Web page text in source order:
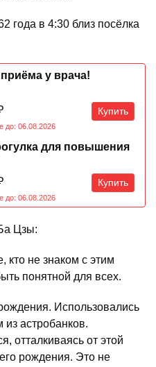
года в 4:30 близ посёлка
у врача!
Купить
до: 06.08.2026
для повышения
Купить
до: 06.08.2026
Цзы:
кто не знаком с этим
понятной для всех.
Использовались
астробанков.
отталкиваясь от этой
рождения. Это не